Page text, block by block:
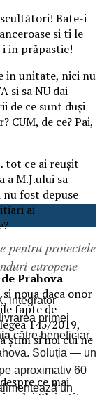
Bate-i
si ti le
in prăpastie!
in unitate, nici nu
si sa NU dai
de ce sunt duși
CUM, de ce? Pai,
tot ce ai reușit
a M.J.ului sa
nu fost depuse
ai
Prahova
si noua daca onor
fapte de
145/2019,
știm si noi cui ne
ce mai
pentru proiectele
europene
integrator
primei
către beneficiar,
Soluția — un
aproximativ 60
un